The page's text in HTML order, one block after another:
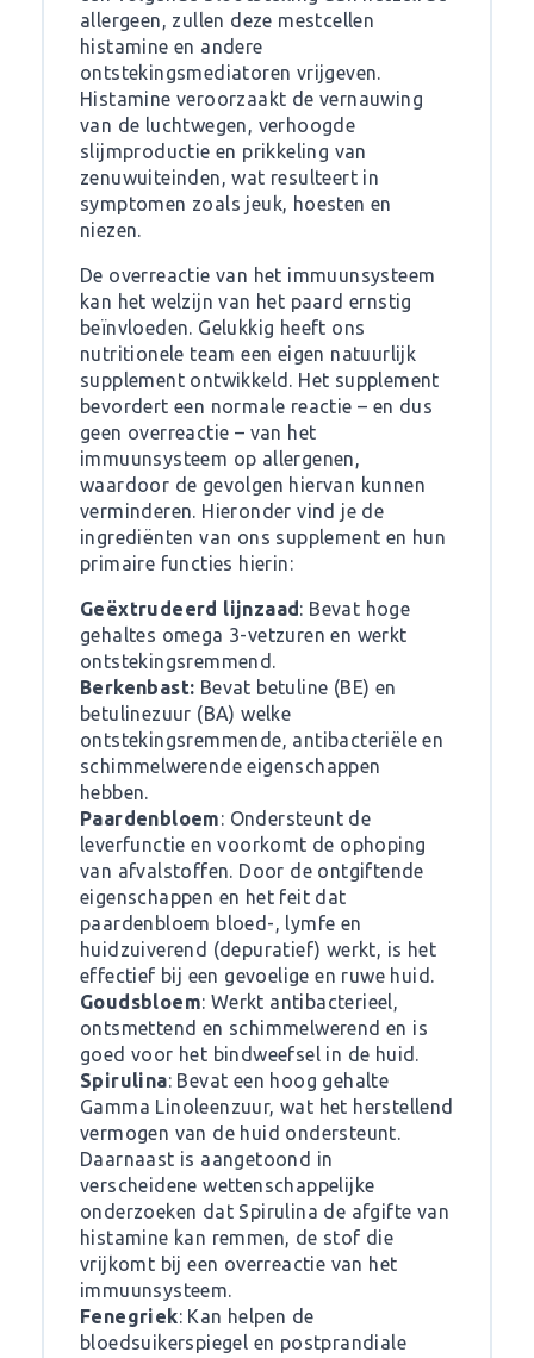
allergeen, zullen deze mestcellen
histamine en andere
ontstekingsmediatoren vrijgeven.
Histamine veroorzaakt de vernauwing
van de luchtwegen, verhoogde
slijmproductie en prikkeling van
zenuwuiteinden, wat resulteert in
symptomen zoals jeuk, hoesten en
niezen.
De overreactie van het immuunsysteem
kan het welzijn van het paard ernstig
beïnvloeden. Gelukkig heeft ons
nutritionele team een eigen natuurlijk
supplement ontwikkeld. Het supplement
bevordert een normale reactie – en dus
geen overreactie – van het
immuunsysteem op allergenen,
waardoor de gevolgen hiervan kunnen
verminderen. Hieronder vind je de
ingrediënten van ons supplement en hun
primaire functies hierin:
Geëxtrudeerd lijnzaad: Bevat hoge
gehaltes omega 3-vetzuren en werkt
ontstekingsremmend.
Berkenbast: Bevat betuline (BE) en
betulinezuur (BA) welke
ontstekingsremmende, antibacteriële en
schimmelwerende eigenschappen
hebben.
Paardenbloem: Ondersteunt de
leverfunctie en voorkomt de ophoping
van afvalstoffen. Door de ontgiftende
eigenschappen en het feit dat
paardenbloem bloed-, lymfe en
huidzuiverend (depuratief) werkt, is het
effectief bij een gevoelige en ruwe huid.
Goudsbloem: Werkt antibacterieel,
ontsmettend en schimmelwerend en is
goed voor het bindweefsel in de huid.
Spirulina: Bevat een hoog gehalte
Gamma Linoleenzuur, wat het herstellend
vermogen van de huid ondersteunt.
Daarnaast is aangetoond in
verscheidene wettenschappelijke
onderzoeken dat Spirulina de afgifte van
histamine kan remmen, de stof die
vrijkomt bij een overreactie van het
immuunsysteem.
Fenegriek: Kan helpen de
bloedsuikerspiegel en postprandiale